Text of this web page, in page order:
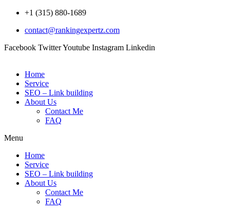
Skip
content
+1 (315) 880-1689
contact@rankingexpertz.com
Facebook TwitterYoutube Instagram Linkedin
Home
Service
SEO – Link building
About Us
Contact Me
FAQ
Menu
Home
Service
SEO – Link building
About Us
Contact Me
FAQ